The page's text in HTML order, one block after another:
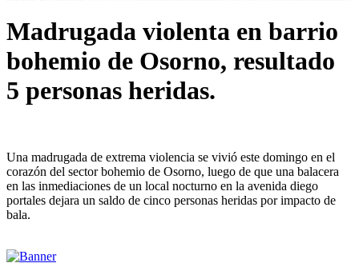
Madrugada violenta en barrio
bohemio de Osorno, resultado
5 personas heridas.
Una madrugada de extrema violencia se vivió este domingo en el
corazón del sector bohemio de Osorno, luego de que una balacera
en las inmediaciones de un local nocturno en la avenida diego
portales dejara un saldo de cinco personas heridas por impacto de
bala.